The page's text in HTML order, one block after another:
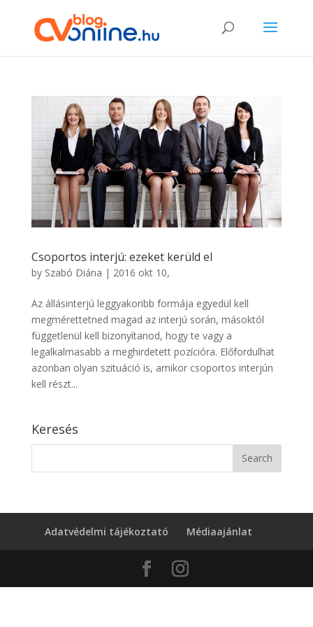
Csoportos interjú: ezeket kerüld el
by Szabó Diána | 2016 okt 10,
Az állásinterjú leggyakoribb formája egyedül kell
megmérettetned magad az interjú során, másoktól
függetlenül kell bizonyítanod, hogy te vagy a
legalkalmasabb a meghirdetett pozícióra. Előfordulhat
azonban olyan szituáció is, amikor csoportos interjún
kell részt...
Keresés
Adatvédelmi tájékoztató Médiaajánlat